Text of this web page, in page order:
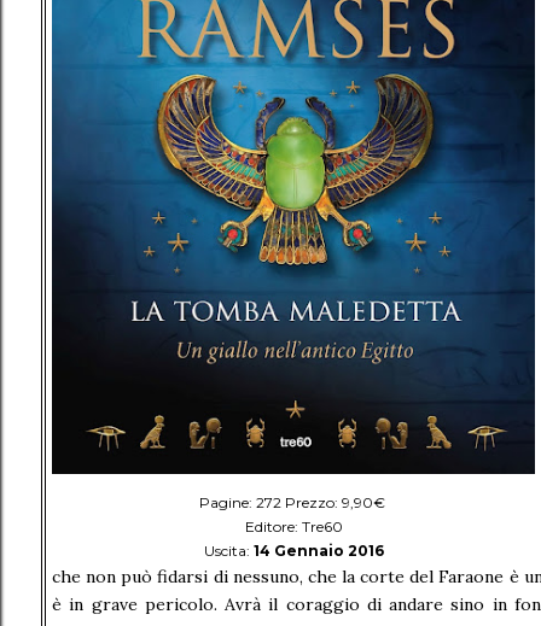
Pagine: 272 Prezzo: 9,90€
Editore: Tre60
Uscita: 14 Gennaio 2016
che non può fidarsi di nessuno, che la corte del Faraone è
è in grave pericolo. Avrà il coraggio di andare sino in